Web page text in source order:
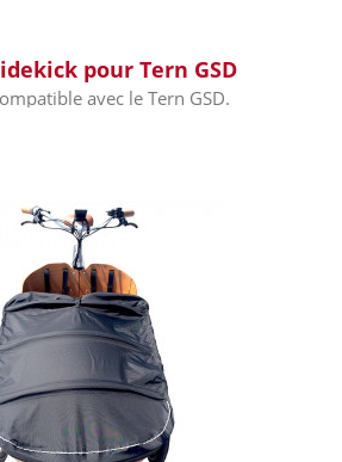
pour Tern GSD
avec le Tern GSD.